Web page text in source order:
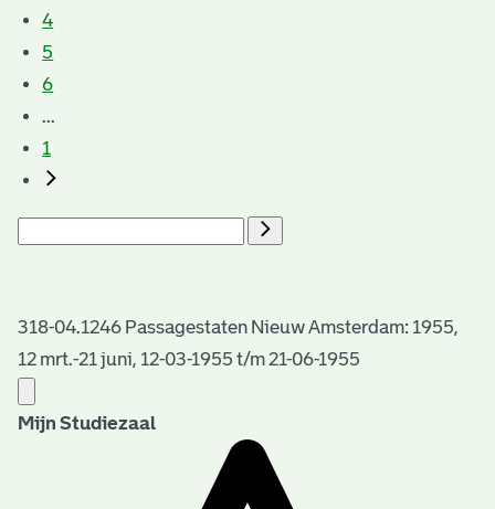
4
5
6
...
1
318-04.1246 Passagestaten Nieuw Amsterdam: 1955,
12 mrt.-21 juni, 12-03-1955 t/m 21-06-1955
Mijn Studiezaal